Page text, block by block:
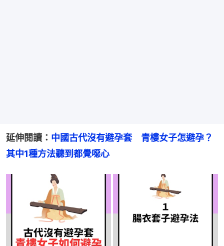
延伸閱讀： 中國古代沒有避孕套　青樓女子怎避孕？
其中1種方法聽到都覺噁心